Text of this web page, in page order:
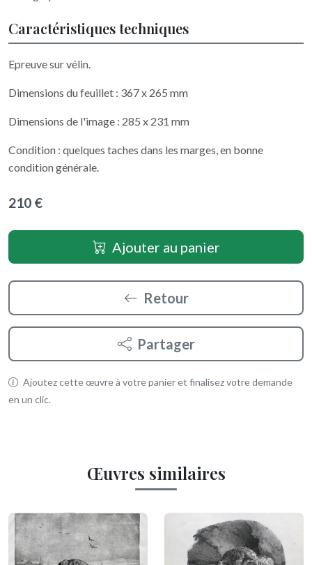
Caractéristiques techniques
Epreuve sur vélin.
Dimensions du feuillet : 367 x 265 mm
Dimensions de l'image : 285 x 231 mm
Condition : quelques taches dans les marges, en bonne
condition générale.
210 €
Ajouter au panier
Retour
Partager
Ajoutez cette œuvre à votre panier et finalisez votre demande
en un clic.
Œuvres similaires